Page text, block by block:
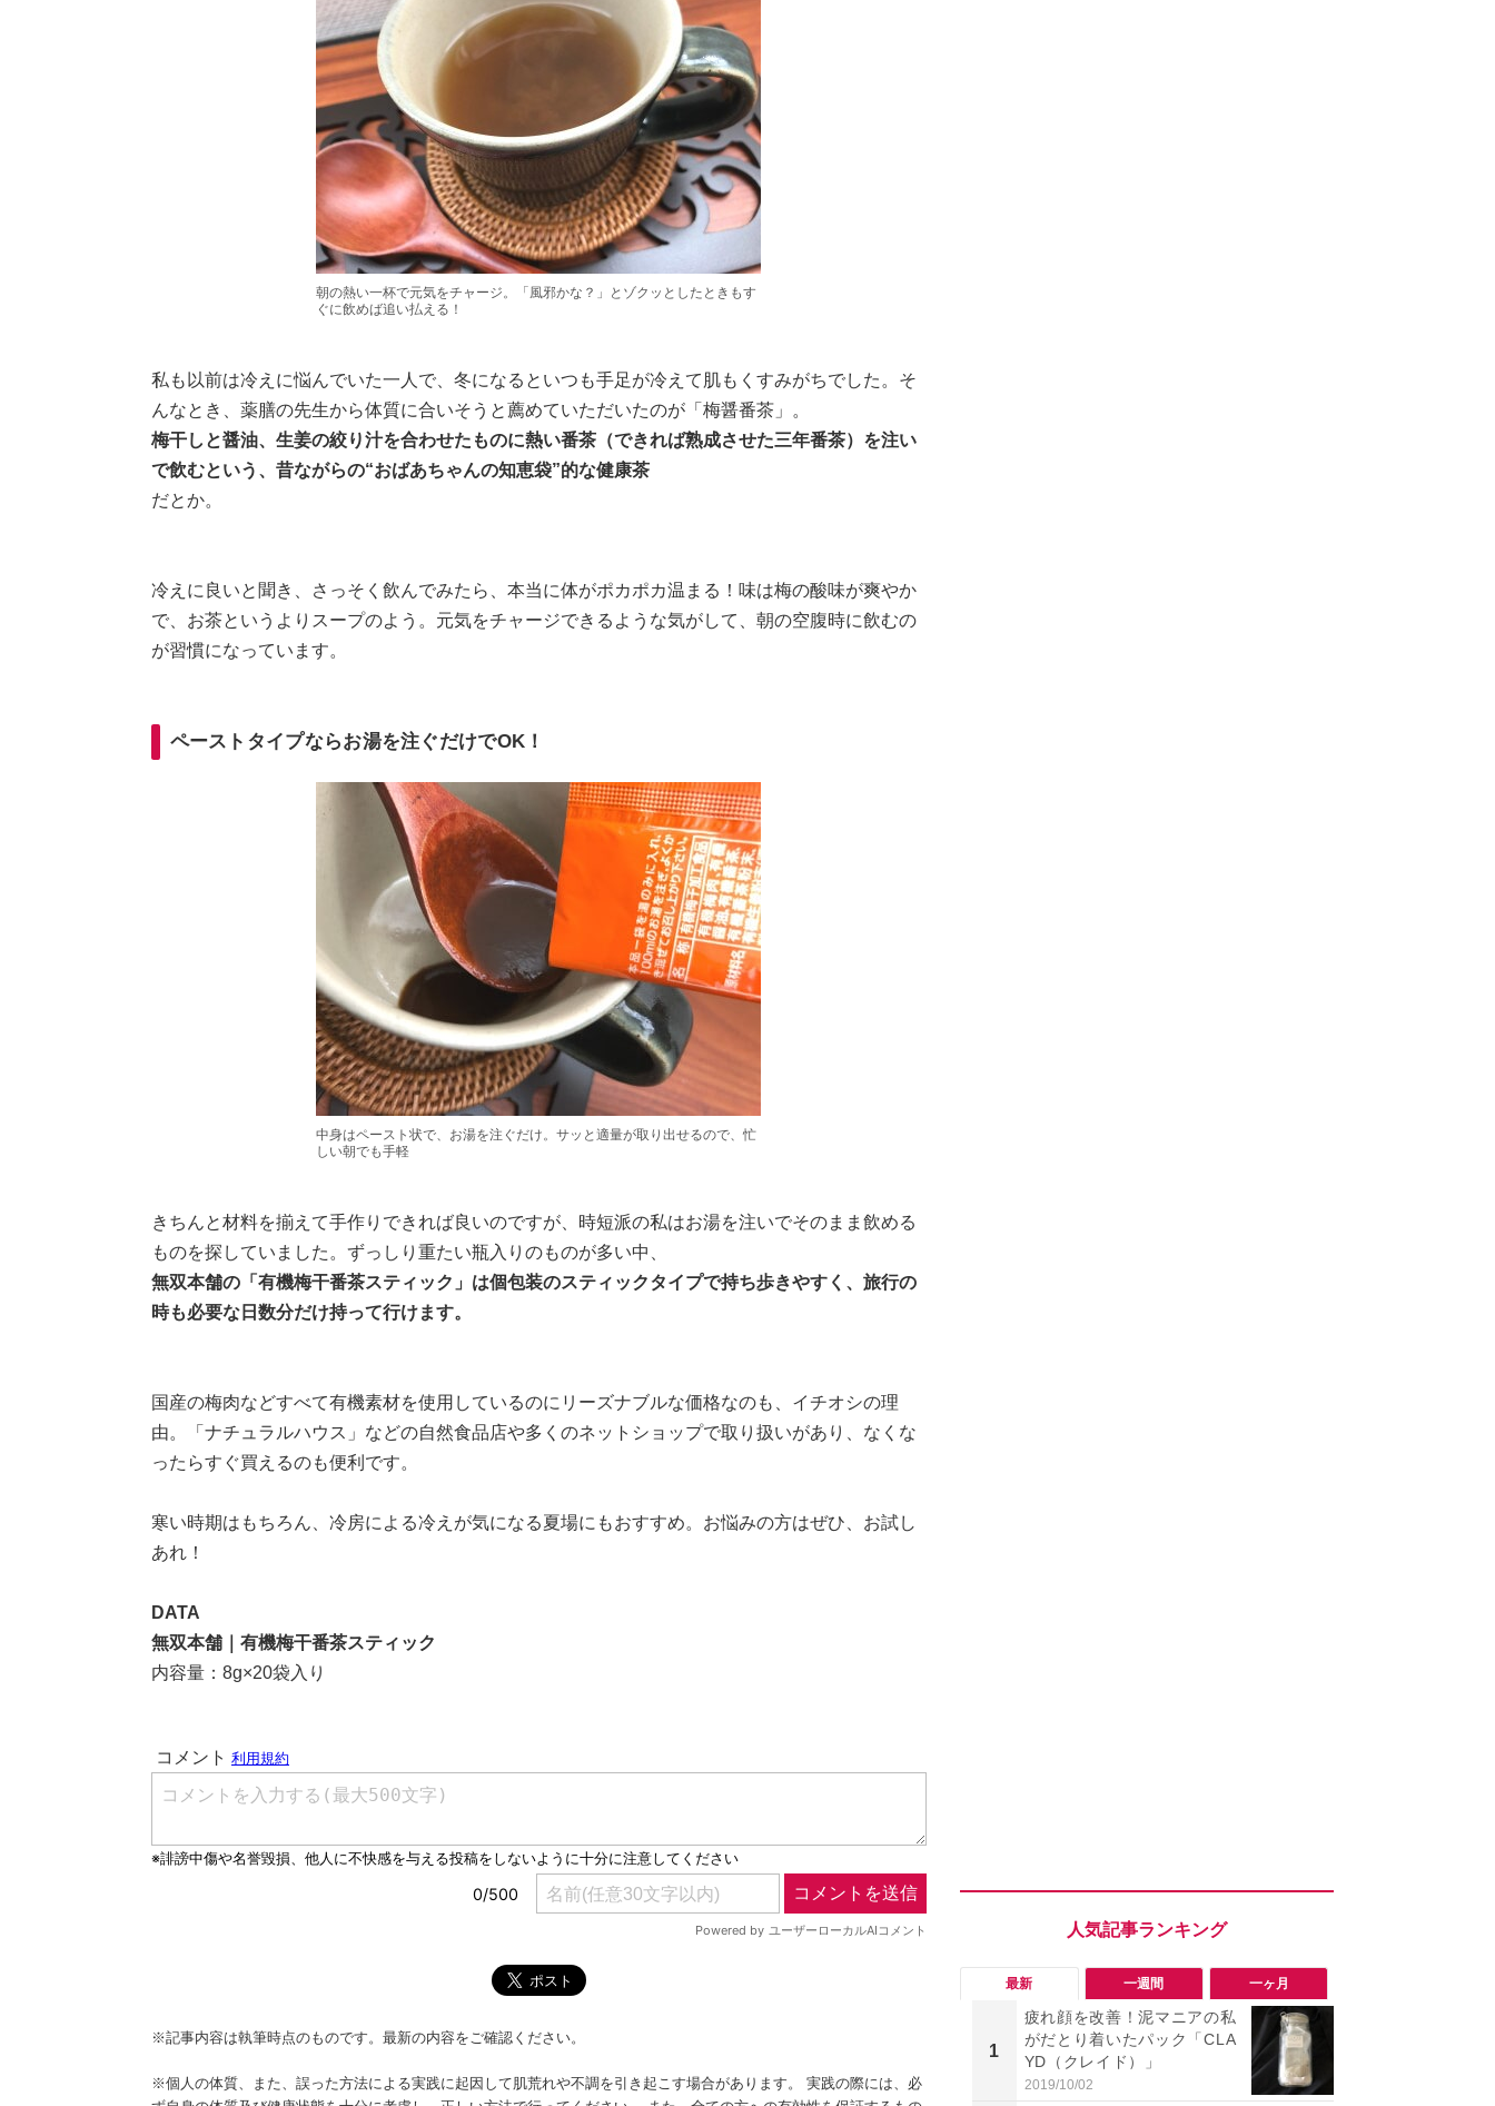
朝の熱い一杯で元気をチャージ。「風邪かな？」とゾクッとしたときもす
ぐに飲めば追い払える！
私も以前は冷えに悩んでいた一人で、冬になるといつも手足が冷えて肌もくすみがちでした。そ
んなとき、薬膳の先生から体質に合いそうと薦めていただいたのが「梅醤番茶」。
梅干しと醤油、生姜の絞り汁を合わせたものに熱い番茶（できれば熟成させた三年番茶）を注い
で飲むという、昔ながらの“おばあちゃんの知恵袋”的な健康茶
だとか。
冷えに良いと聞き、さっそく飲んでみたら、本当に体がポカポカ温まる！味は梅の酸味が爽やか
で、お茶というよりスープのよう。元気をチャージできるような気がして、朝の空腹時に飲むの
が習慣になっています。
ペーストタイプならお湯を注ぐだけでOK！
中身はペースト状で、お湯を注ぐだけ。サッと適量が取り出せるので、忙
しい朝でも手軽
きちんと材料を揃えて手作りできれば良いのですが、時短派の私はお湯を注いでそのまま飲める
ものを探していました。ずっしり重たい瓶入りのものが多い中、
無双本舗の「有機梅干番茶スティック」は個包装のスティックタイプで持ち歩きやすく、旅行の
時も必要な日数分だけ持って行けます。
国産の梅肉などすべて有機素材を使用しているのにリーズナブルな価格なのも、イチオシの理
由。「ナチュラルハウス」などの自然食品店や多くのネットショップで取り扱いがあり、なくな
ったらすぐ買えるのも便利です。
寒い時期はもちろん、冷房による冷えが気になる夏場にもおすすめ。お悩みの方はぜひ、お試し
あれ！
DATA
無双本舗｜有機梅干番茶スティック
内容量：8g×20袋入り
※記事内容は執筆時点のものです。最新の内容をご確認ください。
※個人の体質、また、誤った方法による実践に起因して肌荒れや不調を引き起こす場合があります。 実践の際には、必
最新 一週間 一ヶ月
1
疲れ顔を改善！泥マニアの私
がだとり着いたパック「CLA
YD（クレイド）」
2019/10/02